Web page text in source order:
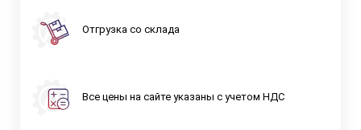
Отгрузка со склада
Все цены на сайте указаны с учетом НДС